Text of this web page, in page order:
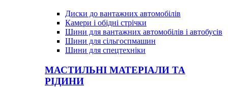
Диски до вантажних автомобілів
Камери і обідні стрічки
Шини для вантажних автомобілів і автобусів
Шини для сільгоспмашин
Шини для спецтехніки
МАСТИЛЬНІ МАТЕРІАЛИ ТА
РІДИНИ